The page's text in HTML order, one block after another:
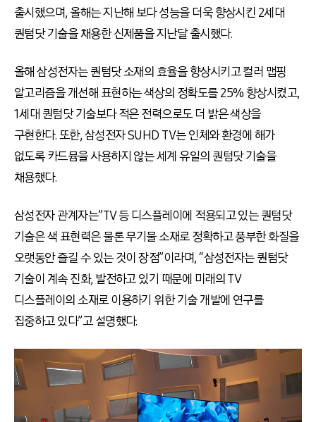
출시했으며, 올해는 지난해 보다 성능을 더욱 향상시킨 2세대
퀀텀닷 기술을 채용한 신제품을 지난달 출시했다.
올해 삼성전자는 퀀텀닷 소재의 효율을 향상시키고 컬러 맵핑
알고리즘을 개선해 표현하는 색상의 정확도를 25% 향상시켰고,
1세대 퀀텀닷 기술보다 적은 전력으로도 더 밝은 색상을
구현한다. 또한, 삼성전자 SUHD TV는 인체와 환경에 해가
없도록 카드뮴을 사용하지 않는 세계 유일의 퀀텀닷 기술을
채용했다.
삼성전자 관계자는”TV 등 디스플레이에 적용되고 있는 퀀텀닷
기술은 색 표현력은 물론 무기물 소재로 정확하고 풍부한 화질을
오랫동안 즐길 수 있는 것이 장점”이라며, “삼성전자는 퀀텀닷
기술이 계속 진화, 발전하고 있기 때문에 미래의 TV
디스플레이의 소재로 이용하기 위한 기술 개발에 연구를
집중하고 있다”고 설명했다.